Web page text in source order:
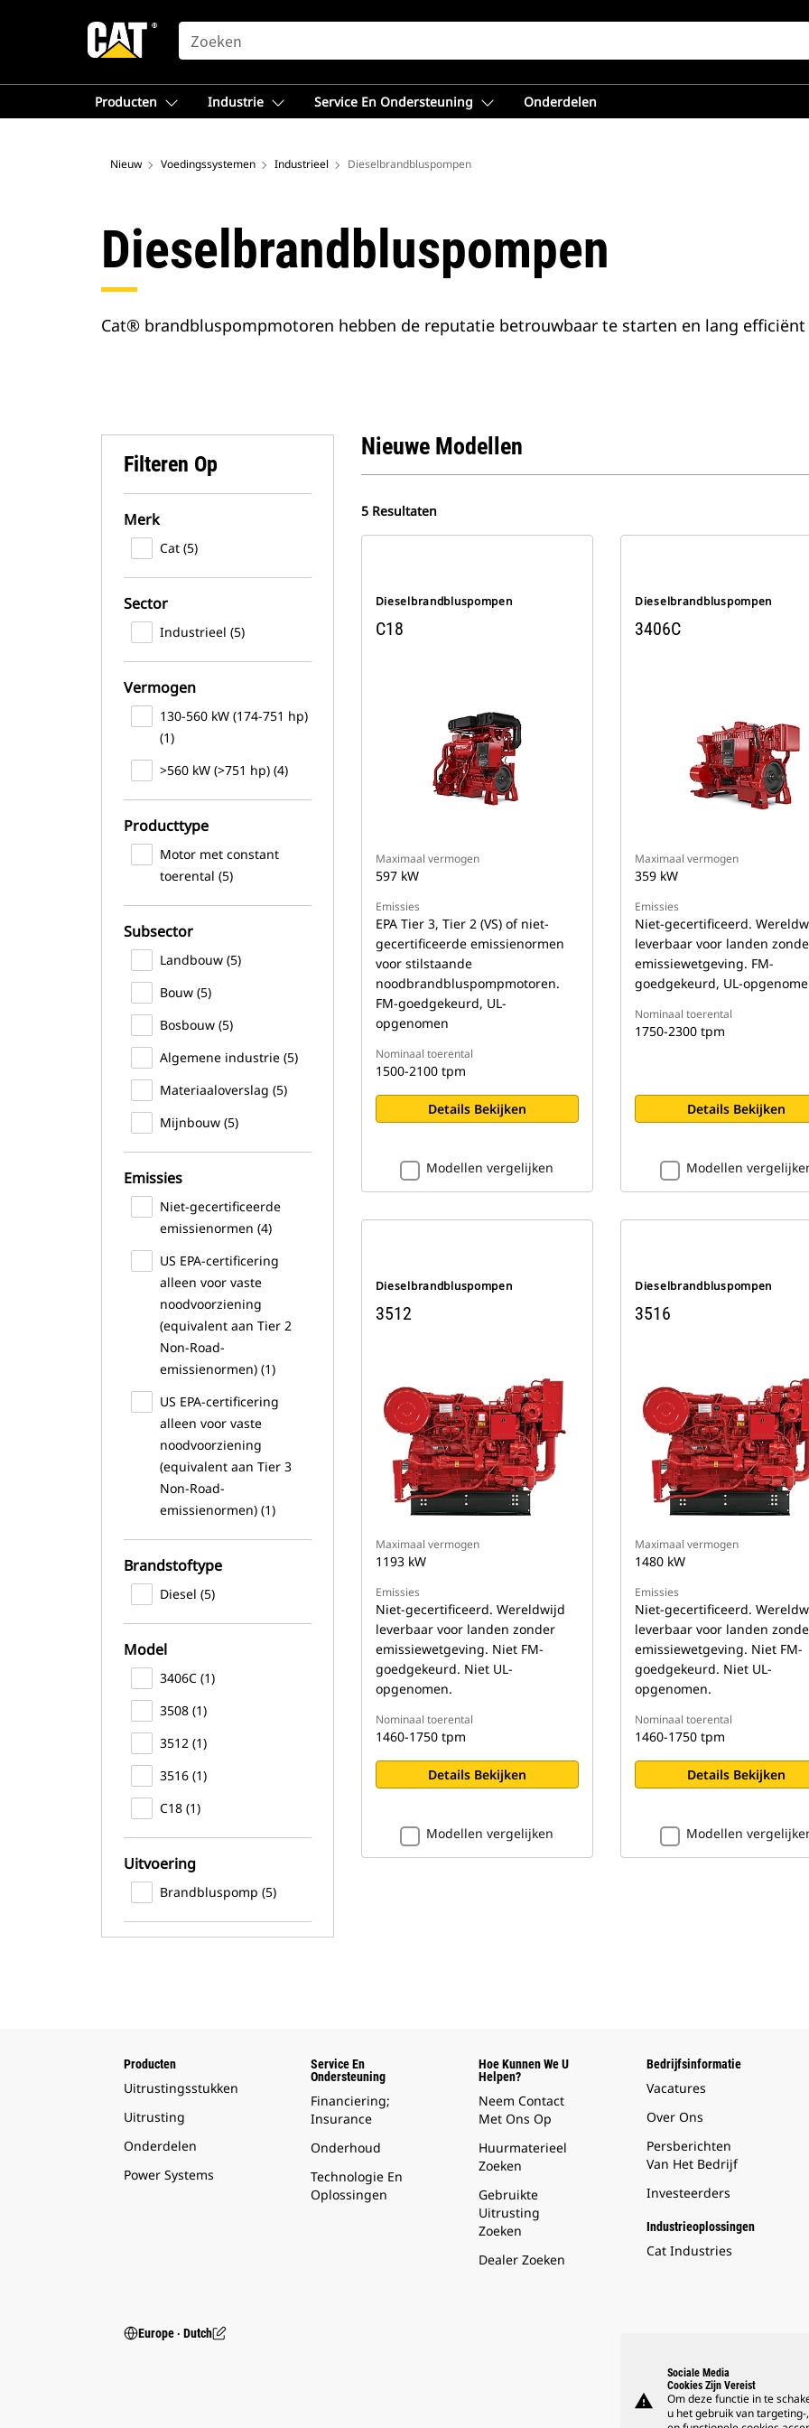
SEARCH
Producten Industrie Service En Ondersteuning Onderdelen
Nieuw Voedingssystemen Industrieel Dieselbrandbluspompen
Dieselbrandbluspompen
Cat® brandbluspompmotoren hebben de reputatie betrouwbaar te starten en lang
Filteren Op
Merk
Cat (5)
Sector
Industrieel (5)
Vermogen
130-560 kW (174-751 hp)
(1)
>560 kW (>751 hp) (4)
Producttype
Motor met constant
toerental (5)
Subsector
Landbouw (5)
Bouw (5)
Bosbouw (5)
Algemene industrie (5)
Materiaaloverslag (5)
Mijnbouw (5)
Emissies
Niet-gecertificeerde
emissienormen (4)
US EPA-certificering
alleen voor vaste
noodvoorziening
(equivalent aan Tier 2
Non-Road-
emissienormen) (1)
US EPA-certificering
alleen voor vaste
noodvoorziening
(equivalent aan Tier 3
Non-Road-
emissienormen) (1)
Brandstoftype
Diesel (5)
Model
3406C (1)
3508 (1)
3512 (1)
3516 (1)
C18 (1)
Uitvoering
Brandbluspomp (5)
Nieuwe Modellen
5 Resultaten
Dieselbrandbluspompen
C18
Maximaal vermogen
597 kW
Emissies
EPA Tier 3, Tier 2 (VS) of niet-
gecertificeerde emissienormen
voor stilstaande
noodbrandbluspompmotoren.
FM-goedgekeurd, UL-
opgenomen
Nominaal toerental
1500-2100 tpm
Details Bekijken
Modellen vergelijken
Dieselbrandbluspompen
3406C
Maximaal vermogen
359 kW
Emissies
Niet-gecertificeerd.
leverbaar voor landen
emissiewetgeving. FM-
goedgekeurd, UL-
Nominaal toerental
1750-2300 tpm
Details Bekijken
Modellen
Dieselbrandbluspompen
3512
Maximaal vermogen
1193 kW
Emissies
Niet-gecertificeerd. Wereldwijd
leverbaar voor landen zonder
emissiewetgeving. Niet FM-
goedgekeurd. Niet UL-
opgenomen.
Nominaal toerental
1460-1750 tpm
Details Bekijken
Modellen vergelijken
Dieselbrandbluspompen
3516
Maximaal vermogen
1480 kW
Emissies
Niet-gecertificeerd.
leverbaar voor landen
emissiewetgeving. Niet FM-
goedgekeurd. Niet UL-
opgenomen.
Nominaal toerental
1460-1750 tpm
Details Bekijken
Modellen
Producten
Uitrustingsstukken
Uitrusting
Onderdelen
Power Systems
Service En
Ondersteuning
Financiering;
Insurance
Onderhoud
Technologie En
Oplossingen
Hoe Kunnen We U
Helpen?
Neem Contact
Met Ons Op
Huurmaterieel
Zoeken
Gebruikte
Uitrusting
Zoeken
Dealer Zoeken
Bedrijfsinformatie
Vacatures
Over Ons
Persberichten
Van Het Bedrijf
Investeerders
Industrieoplossingen
Cat Industries
Europe ‧ Dutch
warning
Sociale Media
Cookies Zijn Vereist
Om deze functie in te
u het gebruik van